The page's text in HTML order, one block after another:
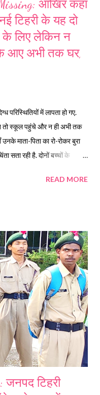
आखिर कहां
टिहरी के यह दो
लिए लेकिन न
आए अभी तक घर,
परिस्थितियों में लापता हो गए.
तो स्कूल पहुंचे और न ही अभी तक
माता-पिता का रो-रोकर बुरा
सता रही है. दोनों बच्चों के
और रक्षित पंवार कॉन्वेंट
हर तरफ से उन्हें निराशा मिली.
में उनकी काफी तलाश की,
अब अनहोनी की आशंका सता रही है.
READ MORE
जनपद टिहरी